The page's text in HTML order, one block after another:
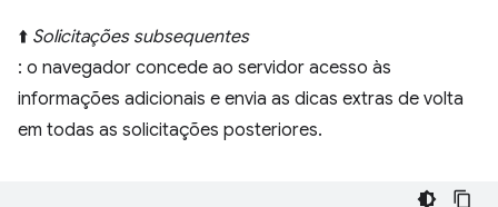
⬆️ Solicitações subsequentes
: o navegador concede ao servidor acesso às
informações adicionais e envia as dicas extras de volta
em todas as solicitações posteriores.